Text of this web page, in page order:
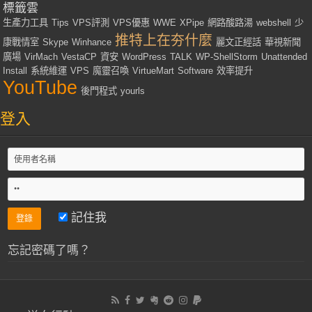
標籤雲
生產力工具 Tips VPS評測 VPS優惠 WWE XPipe 網路酸路湯 webshell
少
康戰情室 Skype Winhance 推特上在夯什麼 麗文正經話 華視新聞
廣場 VirMach VestaCP 資安 WordPress TALK WP-ShellStorm Unattended
Install
系統維運 VPS 魔靈召喚 VirtueMart Software 效率提升
YouTube 後門程式 yourls
登入
記住我
忘記密碼了嗎？